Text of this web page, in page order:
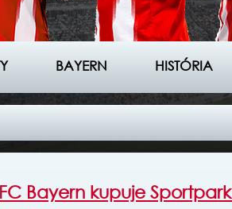
BAYERN HISTÓRIA
FC Bayern kupuje